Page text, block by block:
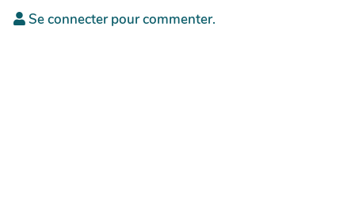
Se connecter pour commenter.